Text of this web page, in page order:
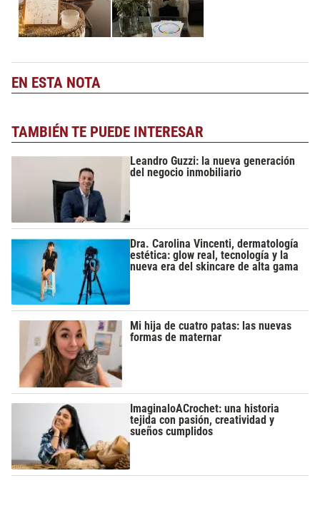
EN ESTA NOTA
TAMBIÉN TE PUEDE INTERESAR
Leandro Guzzi: la nueva generación
del negocio inmobiliario
Dra. Carolina Vincenti, dermatología
estética: glow real, tecnología y la
nueva era del skincare de alta gama
Mi hija de cuatro patas: las nuevas
formas de maternar
ImaginaloACrochet: una historia
tejida con pasión, creatividad y
sueños cumplidos